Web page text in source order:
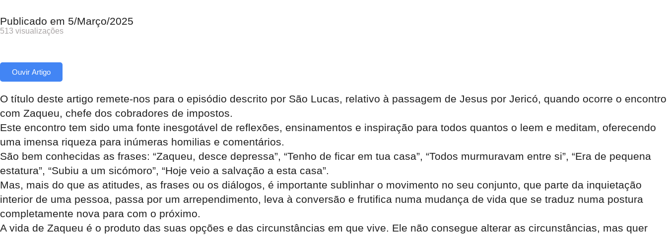
Publicado em 5/Março/2025
513 visualizações
Ouvir Artigo
O título deste artigo remete-nos para o episódio descrito por São Lucas, relativo à passagem de Jesus por Jericó, quando ocorre o encontro
com Zaqueu, chefe dos cobradores de impostos.
Este encontro tem sido uma fonte inesgotável de reflexões, ensinamentos e inspiração para todos quantos o leem e meditam, oferecendo
uma imensa riqueza para inúmeras homilias e comentários.
São bem conhecidas as frases: “Zaqueu, desce depressa”, “Tenho de ficar em tua casa”, “Todos murmuravam entre si”, “Era de pequena
estatura”, “Subiu a um sicómoro”, “Hoje veio a salvação a esta casa”.
Mas, mais do que as atitudes, as frases ou os diálogos, é importante sublinhar o movimento no seu conjunto, que parte da inquietação
interior de uma pessoa, passa por um arrependimento, leva à conversão e frutifica numa mudança de vida que se traduz numa postura
completamente nova para com o próximo.
A vida de Zaqueu é o produto das suas opções e das circunstâncias em que vive. Ele não consegue alterar as circunstâncias, mas quer